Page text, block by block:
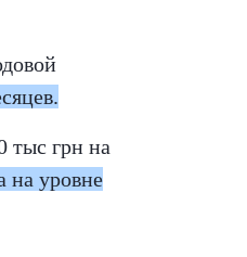
тыс грн на
на уровне